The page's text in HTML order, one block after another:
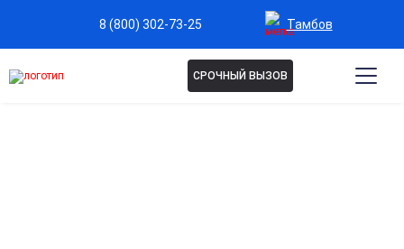
8 (800) 302-73-25 Тамбов
СРОЧНЫЙ ВЫЗОВ